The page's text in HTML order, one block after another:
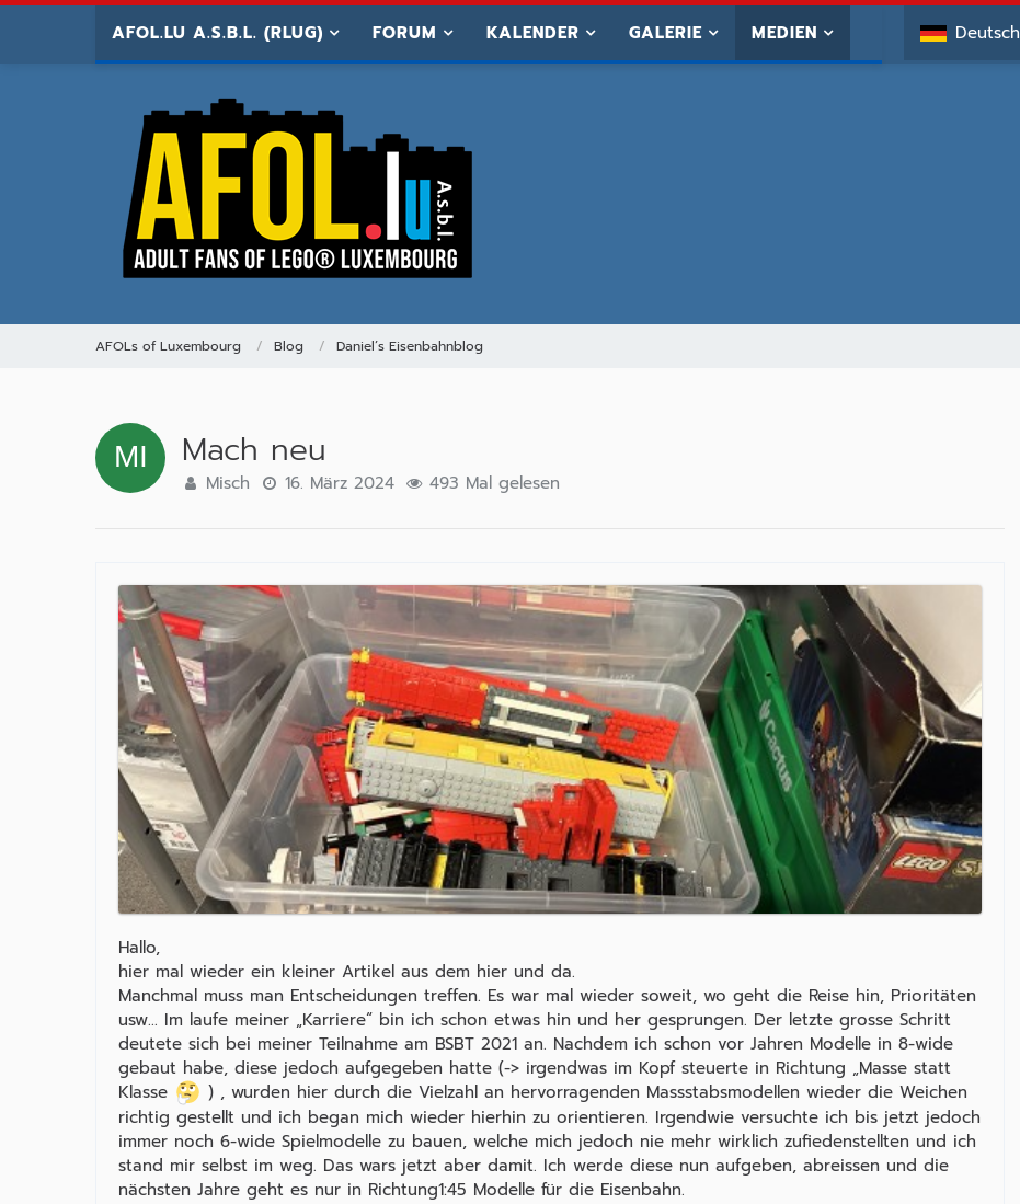
AFOL.LU A.S.B.L. (RLUG) FORUM KALENDER GALERIE MEDIEN Deutsch
AFOLs of Luxembourg Blog Daniel’s Eisenbahnblog
Mach neu
Misch 16. März 2024 493 Mal gelesen
Hallo,
hier mal wieder ein kleiner Artikel aus dem hier und da.
Manchmal muss man Entscheidungen treffen. Es war mal wieder soweit, wo geht die Reise hin, Prioritäten
usw… Im laufe meiner „Karriere“ bin ich schon etwas hin und her gesprungen. Der letzte grosse Schritt
deutete sich bei meiner Teilnahme am BSBT 2021 an. Nachdem ich schon vor Jahren Modelle in 8-wide
gebaut habe, diese jedoch aufgegeben hatte (-> irgendwas im Kopf steuerte in Richtung „Masse statt
Klasse
) , wurden hier durch die Vielzahl an hervorragenden Massstabsmodellen wieder die Weichen
richtig gestellt und ich began mich wieder hierhin zu orientieren. Irgendwie versuchte ich bis jetzt jedoch
immer noch 6-wide Spielmodelle zu bauen, welche mich jedoch nie mehr wirklich zufiedenstellten und ich
stand mir selbst im weg. Das wars jetzt aber damit. Ich werde diese nun aufgeben, abreissen und die
nächsten Jahre geht es nur in Richtung1:45 Modelle für die Eisenbahn.